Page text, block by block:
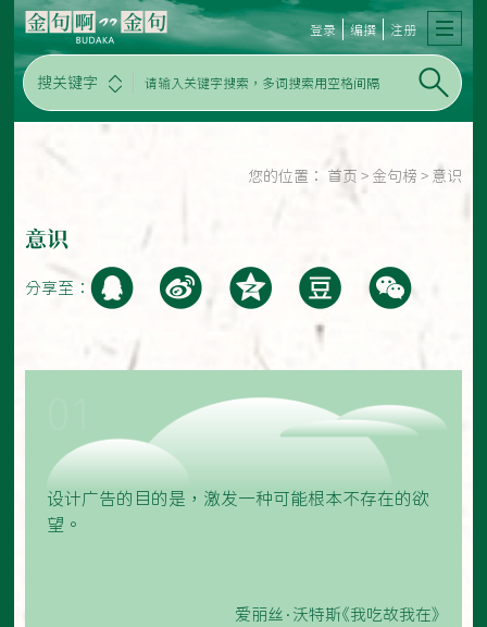
搜关键字
登录 编撰 注册
您的位置： 首页 > 金句榜 > 意识
意识
分享至：
设计广告的目的是，激发一种可能根本不存在的欲
望。
爱丽丝·沃特斯《我吃故我在》